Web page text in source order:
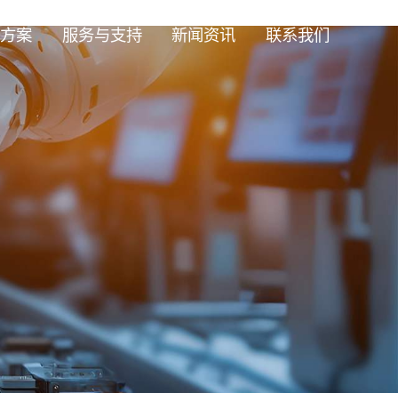
案 服务与支持 新闻资讯 联系我们